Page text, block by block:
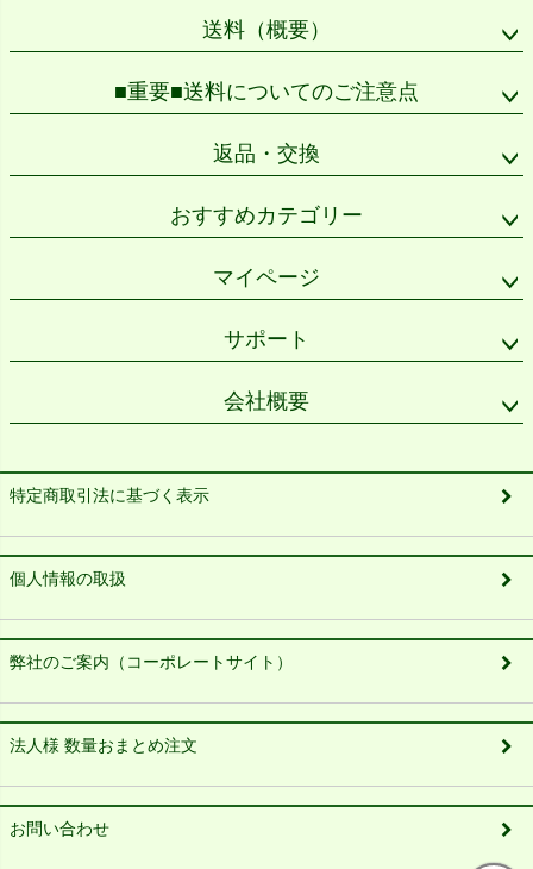
送料（概要）
■重要■送料についてのご注意点
返品・交換
おすすめカテゴリー
マイページ
サポート
会社概要
特定商取引法に基づく表示
個人情報の取扱
弊社のご案内（コーポレートサイト）
法人様 数量おまとめ注文
お問い合わせ